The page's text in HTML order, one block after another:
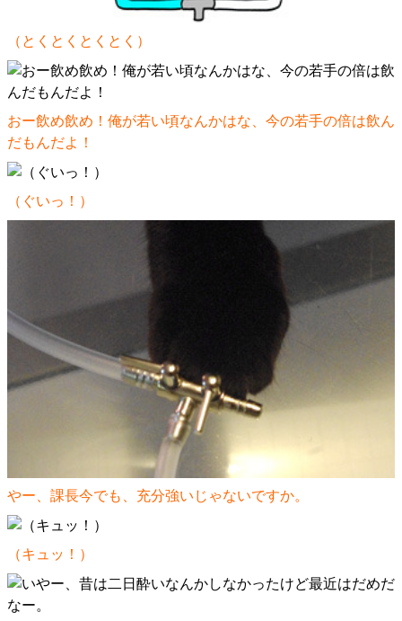
（とくとくとくとく）
おー飲め飲め！俺が若い頃なんかはな、今の若手の倍は飲ん
だもんだよ！
（ぐいっ！）
やー、課長今でも、充分強いじゃないですか。
（キュッ！）